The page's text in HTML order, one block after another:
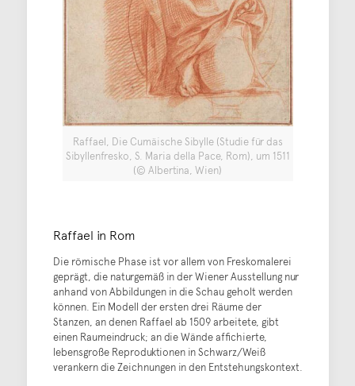
Raffael, Die Cumäische Sibylle (Studie für das
Sibyllenfresko, S. Maria della Pace, Rom), um 1511
(© Albertina, Wien)
Raffael in Rom
Die römische Phase ist vor allem von Freskomalerei
geprägt, die naturgemäß in der Wiener Ausstellung nur
anhand von Abbildungen in die Schau geholt werden
können. Ein Modell der ersten drei Räume der
Stanzen, an denen Raffael ab 1509 arbeitete, gibt
einen Raumeindruck; an die Wände affichierte,
lebensgroße Reproduktionen in Schwarz/Weiß
verankern die Zeichnungen in den Entstehungskontext.